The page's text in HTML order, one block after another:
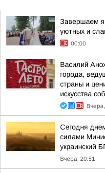
Завершаем
уютных и
00:00
Василий
города,
страны и
искусства
Сегодня
силами
украинский
Вчера, 20:51